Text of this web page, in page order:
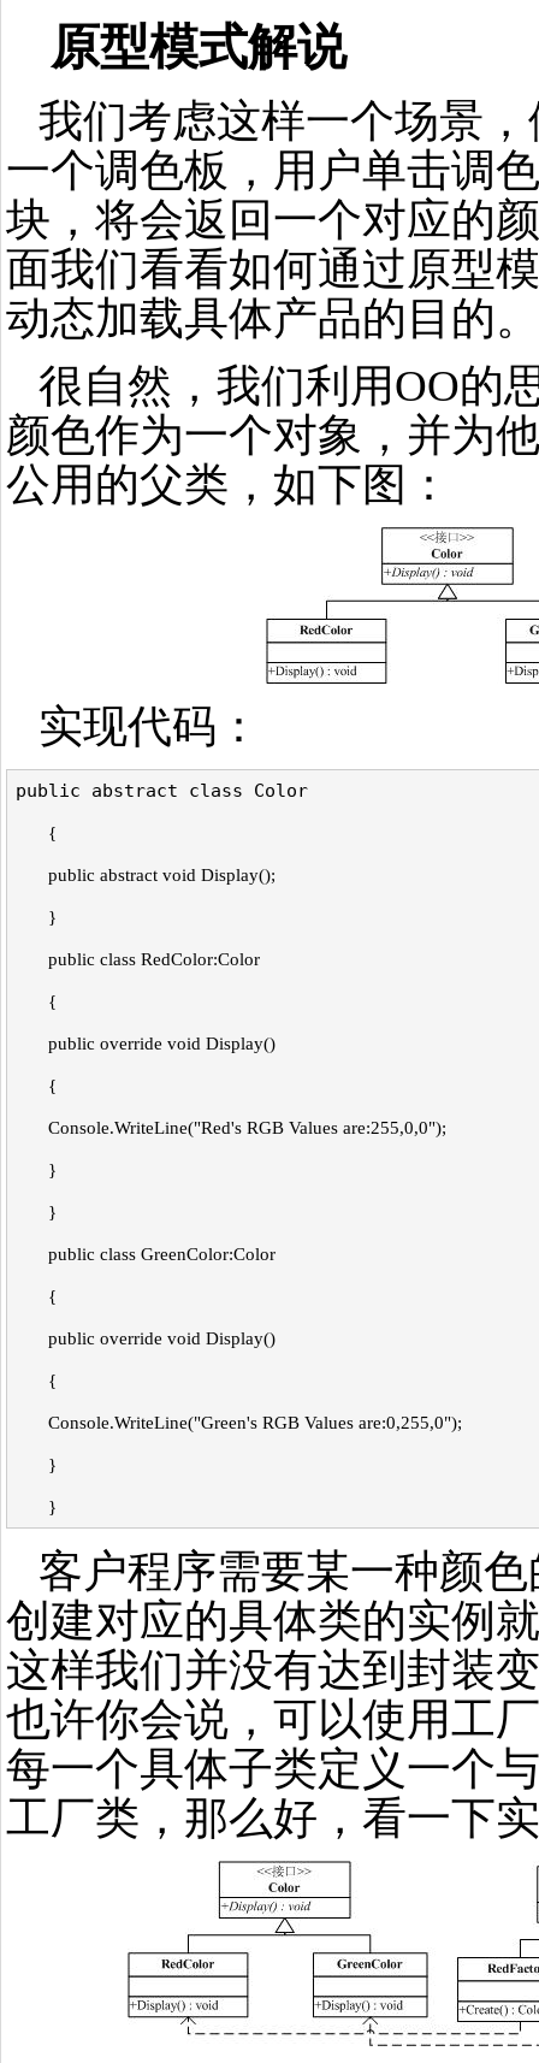
原型模式解说
我们考虑这样一个场景
一个调色板，用户单击调
块，将会返回一个对应的
面我们看看如何通过原型
动态加载具体产品的目的。
很自然，我们利用OO的
颜色作为一个对象，并为
公用的父类，如下图：
实现代码：
public abstract class Color
{
public abstract void Display();
}
public class RedColor:Color
{
public override void Display()
{
Console.WriteLine("Red's RGB Values are:255,0,0");
}
}
public class GreenColor:Color
{
public override void Display()
{
Console.WriteLine("Green's RGB Values are:0,255,0");
}
}
客户程序需要某一种颜
创建对应的具体类的实例
这样我们并没有达到封装
也许你会说，可以使用工
每一个具体子类定义一个
工厂类，那么好，看一下